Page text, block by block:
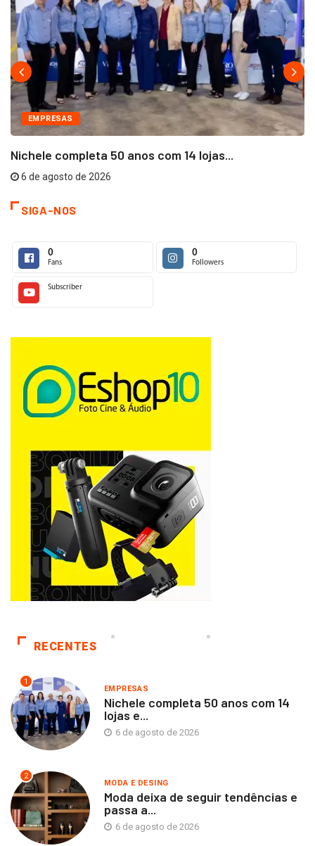
EMPRESAS
Nichele completa 50 anos com 14 lojas...
6 de agosto de 2026
SIGA-NOS
0
Fans
0
Followers
Subscriber
RECENTES
1
EMPRESAS
Nichele completa 50 anos com 14
lojas e...
6 de agosto de 2026
2
MODA E DESING
Moda deixa de seguir tendências e
passa a...
6 de agosto de 2026